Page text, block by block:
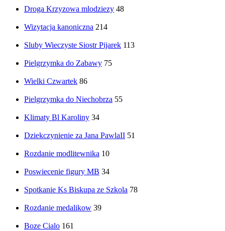
Droga Krzyzowa mlodziezy 48
Wizytacja kanoniczna 214
Sluby Wieczyste Siostr Pijarek 113
Pielgrzymka do Zabawy 75
Wielki Czwartek 86
Pielgrzymka do Niechobrza 55
Klimaty Bl Karoliny 34
Dziekczynienie za Jana PawlaII 51
Rozdanie modlitewnika 10
Poswiecenie figury MB 34
Spotkanie Ks Biskupa ze Szkola 78
Rozdanie medalikow 39
Boze Cialo 161